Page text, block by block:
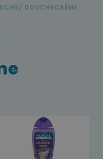
DOUCHECRÈME